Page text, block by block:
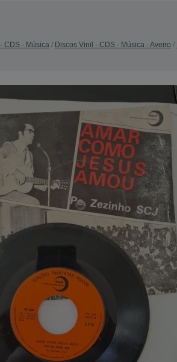
CDS - Música Discos Vinil - CDS - Música - Aveiro